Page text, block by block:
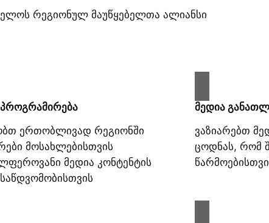
რეგიონულ მაუწყებელთა ალიანსი
ერთობლივად რეგიონში
მოსახლებისთვის
მედია კონტენტის
მედია
ვაზიარებთ
ცოდნას, რომ